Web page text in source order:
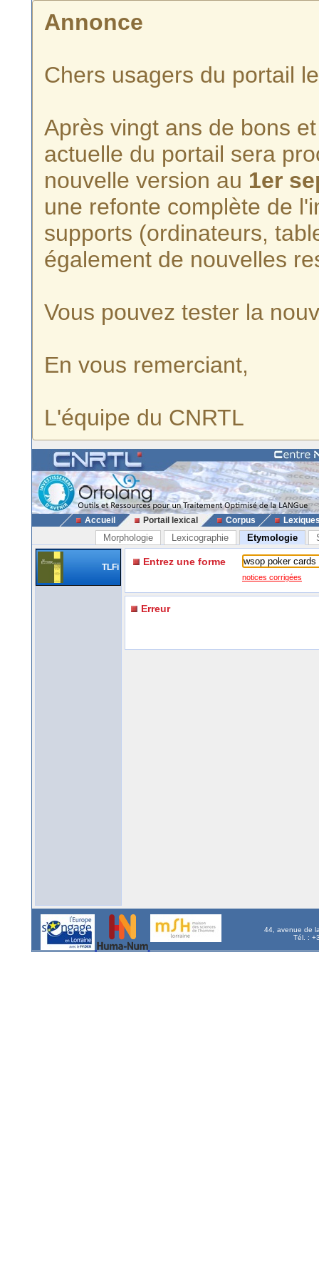
Annonce
Chers usagers du portail
Après vingt ans de bons
actuelle du portail sera
nouvelle version au 1er
une refonte complète de
supports (ordinateurs,
également de nouvelles
Vous pouvez tester la
En vous remerciant,
L'équipe du CNRTL
Accueil Portail lexical Corpus
Morphologie Lexicographie Etymologie
TLFi Entrez une forme
notices corrigées
Erreur
44, avenue de
Tél. :